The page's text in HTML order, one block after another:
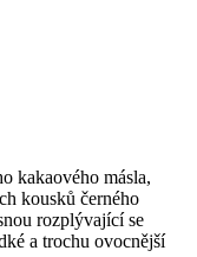
kakaového másla,
kousků černého
rozplývající se
a trochu ovocnější